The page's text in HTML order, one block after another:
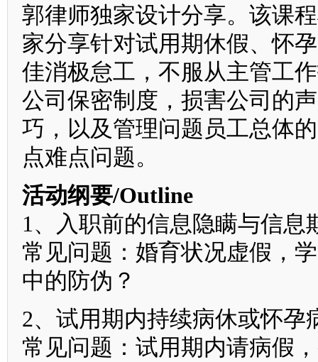
郭律师独家设计分享。该课
家分享针对试用期休假、怀
佳消极怠工，不服从主管工
公司保密制度，损害公司的
巧，以及管理问题员工总体
点难点问题。
活动纲要/Outline
1、入职前的信息隐瞒与信息
常见问题：婚育状况虚假，
中的防伪？
2、试用期内持续病休或怀孕
常见问题：试用期内请病假